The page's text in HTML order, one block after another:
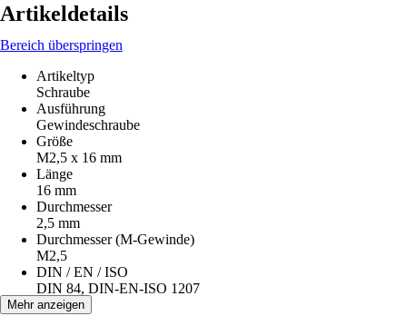
Artikeldetails
Bereich überspringen
Artikeltyp
Schraube
Ausführung
Gewindeschraube
Größe
M2,5 x 16 mm
Länge
16 mm
Durchmesser
2,5 mm
Durchmesser (M-Gewinde)
M2,5
DIN / EN / ISO
DIN 84, DIN-EN-ISO 1207
Material
Mehr anzeigen